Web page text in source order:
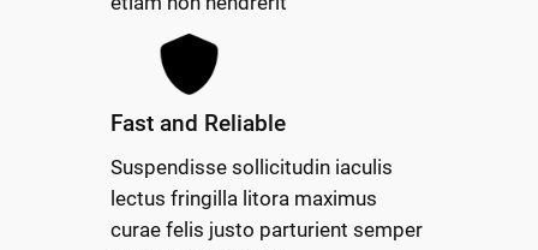
Fast and Reliable
Suspendisse sollicitudin iaculis
lectus fringilla litora maximus
curae felis justo parturient semper